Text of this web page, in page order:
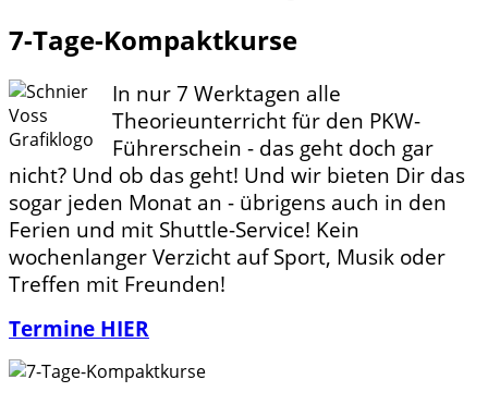
7-Tage-Kompaktkurse
In nur 7 Werktagen alle
Theorieunterricht für den PKW-
Führerschein - das geht doch gar
nicht? Und ob das geht! Und wir bieten Dir das
sogar jeden Monat an - übrigens auch in den
Ferien und mit Shuttle-Service! Kein
wochenlanger Verzicht auf Sport, Musik oder
Treffen mit Freunden!
Termine HIER